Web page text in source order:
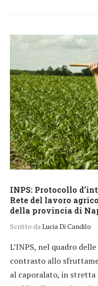
INPS: Protocollo
Rete del lavoro
della provincia di
Scritto da Lucia Di Candilo
L’INPS, nel quadro
contrasto allo
al caporalato, in